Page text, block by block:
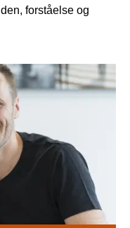
forståelse og